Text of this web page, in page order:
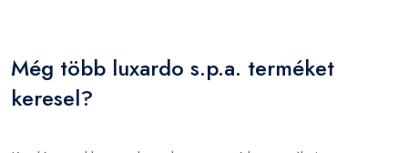
Még több luxardo s.p.a. terméket
keresel?